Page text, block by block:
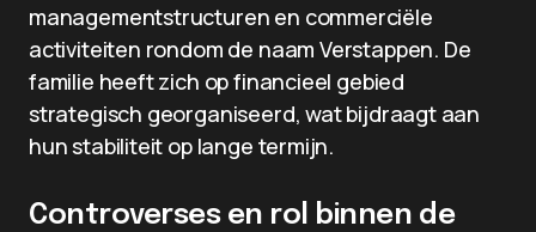
managementstructuren en commerciële
activiteiten rondom de naam Verstappen. De
familie heeft zich op financieel gebied
strategisch georganiseerd, wat bijdraagt aan
hun stabiliteit op lange termijn.
Controverses en rol binnen de